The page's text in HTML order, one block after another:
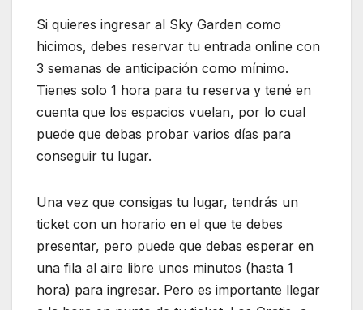
Si quieres ingresar al Sky Garden como
hicimos, debes reservar tu entrada online con
3 semanas de anticipación como mínimo.
Tienes solo 1 hora para tu reserva y tené en
cuenta que los espacios vuelan, por lo cual
puede que debas probar varios días para
conseguir tu lugar.
Una vez que consigas tu lugar, tendrás un
ticket con un horario en el que te debes
presentar, pero puede que debas esperar en
una fila al aire libre unos minutos (hasta 1
hora) para ingresar. Pero es importante llegar